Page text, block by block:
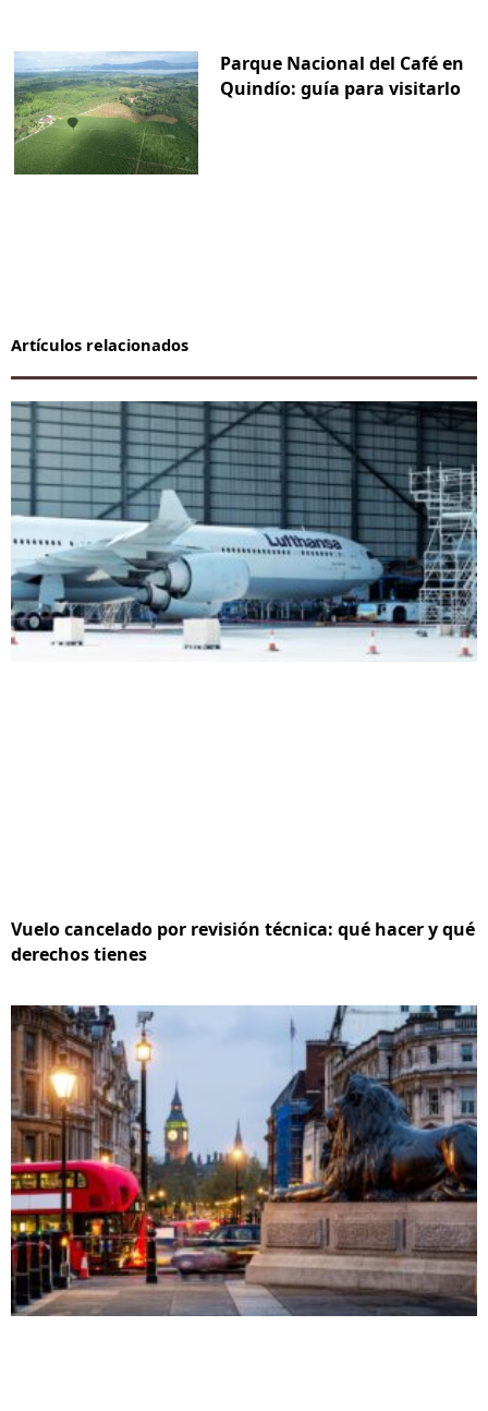
Parque Nacional del Café en
Quindío: guía para visitarlo
Artículos relacionados
Vuelo cancelado por revisión técnica: qué hacer y qué
derechos tienes